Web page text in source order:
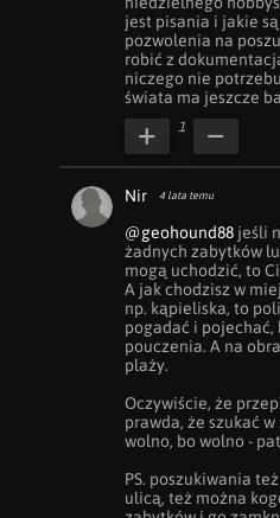
jest pisania i jakie
pozwolenia na
robić z
niczego nie
świata ma jeszcze
1
Nir 4 lata temu
@geohound88 jeśli
żadnych zabytków
mogą uchodzić, to
A jak chodzisz w
np. kąpieliska, to
pogadać i
pouczenia. A na
plaży.
Oczywiście, że
prawda, że szukać
wolno, bo wolno -
PS. poszukiwania
ulicą, też można